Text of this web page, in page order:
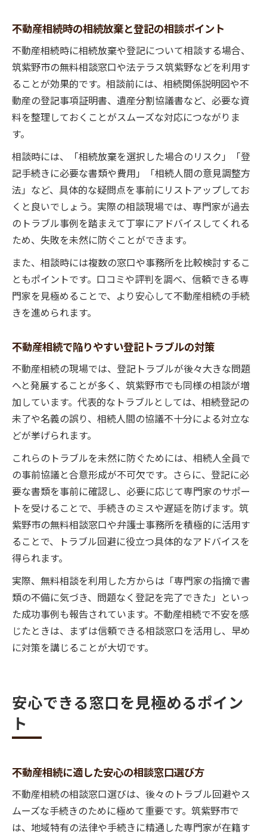
不動産相続時の相続放棄と登記の相談ポイント
不動産相続時に相続放棄や登記について相談する場合、
筑紫野市の無料相談窓口や法テラス筑紫野などを利用す
ることが効果的です。相談前には、相続関係説明図や不
動産の登記事項証明書、遺産分割協議書など、必要な資
料を整理しておくことがスムーズな対応につながりま
す。
相談時には、「相続放棄を選択した場合のリスク」「登
記手続きに必要な書類や費用」「相続人間の意見調整方
法」など、具体的な疑問点を事前にリストアップしてお
くと良いでしょう。実際の相談現場では、専門家が過去
のトラブル事例を踏まえて丁寧にアドバイスしてくれる
ため、失敗を未然に防ぐことができます。
また、相談時には複数の窓口や事務所を比較検討するこ
ともポイントです。口コミや評判を調べ、信頼できる専
門家を見極めることで、より安心して不動産相続の手続
きを進められます。
不動産相続で陥りやすい登記トラブルの対策
不動産相続の現場では、登記トラブルが後々大きな問題
へと発展することが多く、筑紫野市でも同様の相談が増
加しています。代表的なトラブルとしては、相続登記の
未了や名義の誤り、相続人間の協議不十分による対立な
どが挙げられます。
これらのトラブルを未然に防ぐためには、相続人全員で
の事前協議と合意形成が不可欠です。さらに、登記に必
要な書類を事前に確認し、必要に応じて専門家のサポー
トを受けることで、手続きのミスや遅延を防げます。筑
紫野市の無料相談窓口や弁護士事務所を積極的に活用す
ることで、トラブル回避に役立つ具体的なアドバイスを
得られます。
実際、無料相談を利用した方からは「専門家の指摘で書
類の不備に気づき、問題なく登記を完了できた」といっ
た成功事例も報告されています。不動産相続で不安を感
じたときは、まずは信頼できる相談窓口を活用し、早め
に対策を講じることが大切です。
安心できる窓口を見極めるポイン
ト
不動産相続に適した安心の相談窓口選び方
不動産相続の相談窓口選びは、後々のトラブル回避やス
ムーズな手続きのために極めて重要です。筑紫野市で
は、地域特有の法律や手続きに精通した専門家が在籍す